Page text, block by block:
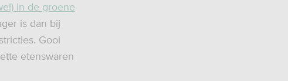
in de groene
is dan bij
Gooi
etenswaren